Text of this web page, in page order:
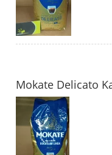
Mokate Delicato